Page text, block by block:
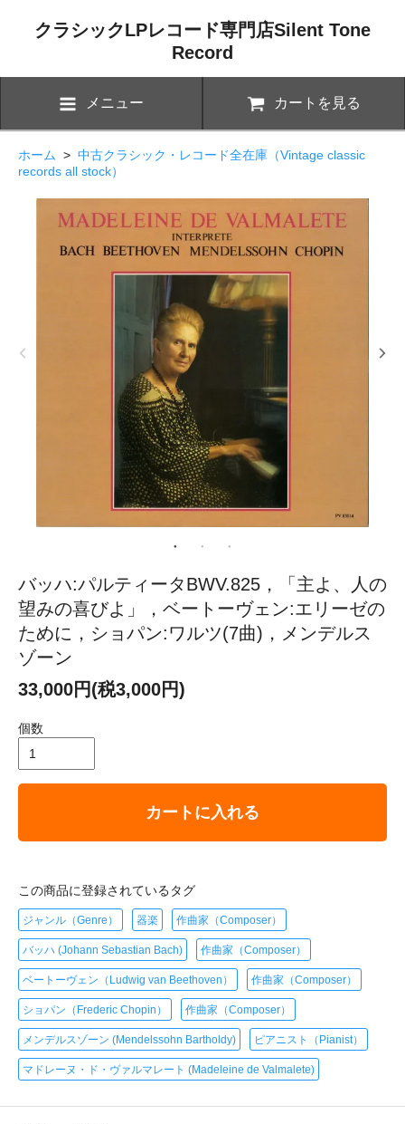
クラシックLPレコード専門店Silent Tone
Record
メニュー カートを見る
ホーム > 中古クラシック・レコード全在庫（Vintage classic
records all stock）
バッハ:パルティータBWV.825，「主よ、人の
望みの喜びよ」，ベートーヴェン:エリーゼの
ために，ショパン:ワルツ(7曲)，メンデルス
ゾーン
33,000円(税3,000円)
個数
カートに入れる
この商品に登録されているタグ
ジャンル（Genre） 器楽 作曲家（Composer）
バッハ (Johann Sebastian Bach) 作曲家（Composer）
ベートーヴェン（Ludwig van Beethoven） 作曲家（Composer）
ショパン（Frederic Chopin） 作曲家（Composer）
メンデルスゾーン (Mendelssohn Bartholdy) ピアニスト（Pianist）
マドレーヌ・ド・ヴァルマレート (Madeleine de Valmalete)